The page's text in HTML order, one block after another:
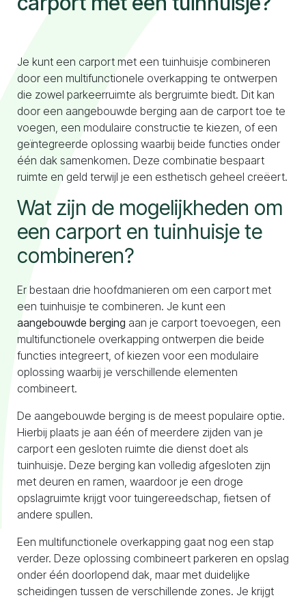
Je kunt een carport met een tuinhuisje combineren
door een multifunctionele overkapping te ontwerpen
die zowel parkeerruimte als bergruimte biedt. Dit kan
door een aangebouwde berging aan de carport toe te
voegen, een modulaire constructie te kiezen, of een
geïntegreerde oplossing waarbij beide functies onder
één dak samenkomen. Deze combinatie bespaart
ruimte en geld terwijl je een esthetisch geheel creëert.
Wat zijn de mogelijkheden om
een carport en tuinhuisje te
combineren?
Er bestaan drie hoofdmanieren om een carport met
een tuinhuisje te combineren. Je kunt een
aangebouwde berging aan je carport toevoegen, een
multifunctionele overkapping ontwerpen die beide
functies integreert, of kiezen voor een modulaire
oplossing waarbij je verschillende elementen
combineert.
De aangebouwde berging is de meest populaire optie.
Hierbij plaats je aan één of meerdere zijden van je
carport een gesloten ruimte die dienst doet als
tuinhuisje. Deze berging kan volledig afgesloten zijn
met deuren en ramen, waardoor je een droge
opslagruimte krijgt voor tuingereedschap, fietsen of
andere spullen.
Een multifunctionele overkapping gaat nog een stap
verder. Deze oplossing combineert parkeren en opslag
onder één doorlopend dak, maar met duidelijke
scheidingen tussen de verschillende zones. Je krijgt